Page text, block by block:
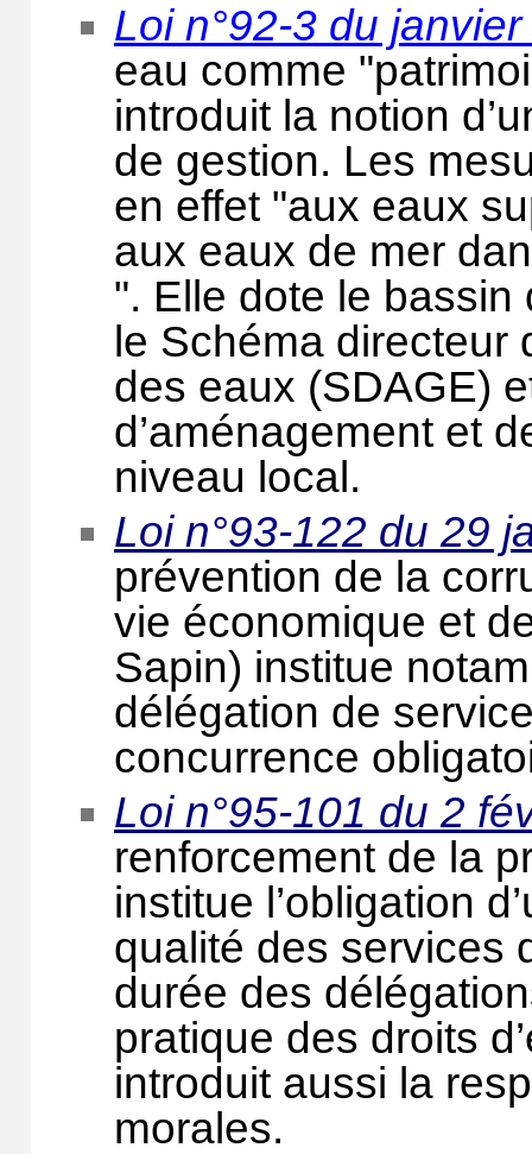
Loi n°92-3 du
eau comme
introduit la notion
de gestion. Les
en effet "aux eaux
aux eaux de mer
". Elle dote le bassin
le Schéma directeur
des eaux (SDAGE)
d’aménagement et
niveau local.
Loi n°93-122 du 29
prévention de la
vie économique et
Sapin) institue
délégation de
concurrence
Loi n°95-101 du 2
renforcement de la
institue l’obligation
qualité des services
durée des
pratique des droits
introduit aussi la
morales.